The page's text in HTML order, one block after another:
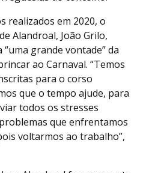
realizados em 2020, o
Alandroal, João Grilo,
grande vontade” da
ao Carnaval. “Temos
para o corso
que o tempo ajude, para
todos os stresses
que enfrentamos
voltarmos ao trabalho”,